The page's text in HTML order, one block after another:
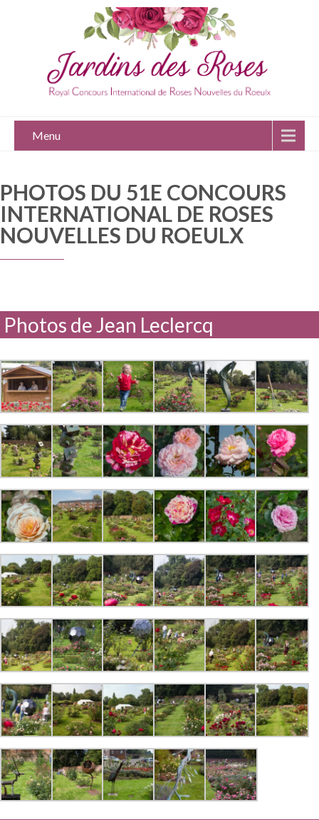
Menu
PHOTOS DU 51E CONCOURS
INTERNATIONAL DE ROSES
NOUVELLES DU ROEULX
Photos de Jean Leclercq